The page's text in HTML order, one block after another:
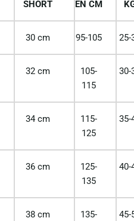
SHORT
EN CM
30 cm 95-105 25-
32 cm
105-
115
30-
34 cm
115-
125
35-
36 cm
125-
135
40-
38 cm
135-
45-